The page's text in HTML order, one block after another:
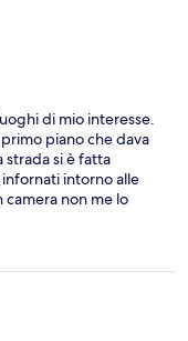
di mio interesse.
piano che dava
strada si è fatta
intorno alle
non me lo
l'arredamento era
della tv non
massima gli darei un